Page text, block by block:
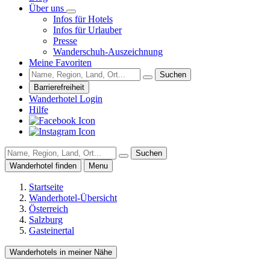
Über uns
Infos für Hotels
Infos für Urlauber
Presse
Wanderschuh-Auszeichnung
Meine Favoriten
Suchen
Barrierefreiheit
Wanderhotel Login
Hilfe
Suchen
Wanderhotel finden
Menu
Startseite
Wanderhotel-Übersicht
Österreich
Salzburg
Gasteinertal
Wanderhotels in meiner Nähe